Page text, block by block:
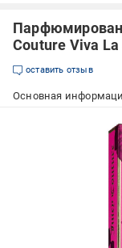
Couture Viva
оставить отзыв
Основная